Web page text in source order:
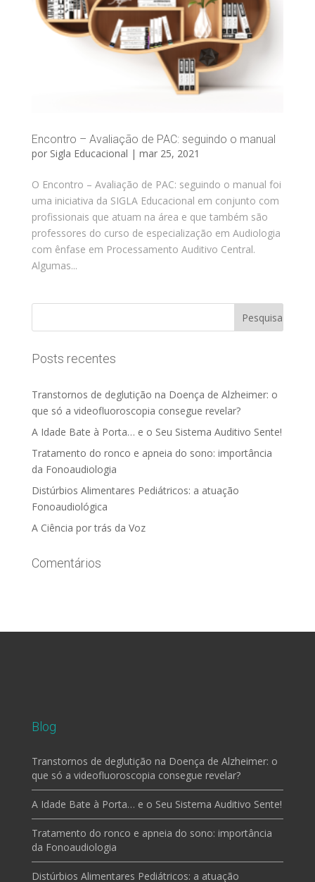
Encontro – Avaliação de PAC: seguindo o manual
por Sigla Educacional | mar 25, 2021
O Encontro – Avaliação de PAC: seguindo o manual foi
uma iniciativa da SIGLA Educacional em conjunto com
profissionais que atuam na área e que também são
professores do curso de especialização em Audiologia
com ênfase em Processamento Auditivo Central.
Algumas...
Posts recentes
Transtornos de deglutição na Doença de Alzheimer: o
que só a videofluoroscopia consegue revelar?
A Idade Bate à Porta… e o Seu Sistema Auditivo Sente!
Tratamento do ronco e apneia do sono: importância
da Fonoaudiologia
Distúrbios Alimentares Pediátricos: a atuação
Fonoaudiológica
A Ciência por trás da Voz
Comentários
Blog
Transtornos de deglutição na Doença de Alzheimer: o
que só a videofluoroscopia consegue revelar?
A Idade Bate à Porta… e o Seu Sistema Auditivo Sente!
Tratamento do ronco e apneia do sono: importância
da Fonoaudiologia
Distúrbios Alimentares Pediátricos: a atuação